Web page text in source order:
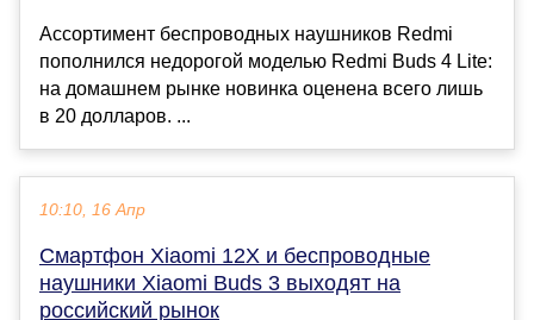
Ассортимент беспроводных наушников Redmi
пополнился недорогой моделью Redmi Buds 4 Lite:
на домашнем рынке новинка оценена всего лишь
в 20 долларов. ...
10:10, 16 Апр
Смартфон Xiaomi 12X и беспроводные
наушники Xiaomi Buds 3 выходят на
российский рынок